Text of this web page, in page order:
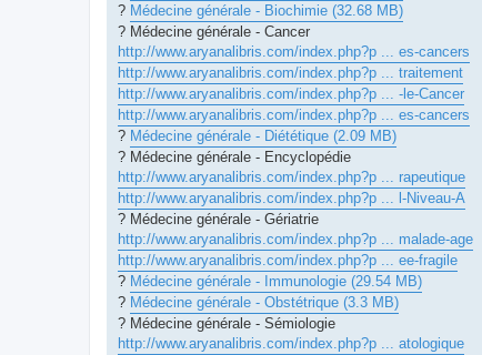
? Médecine générale - Biochimie (32.68 MB)
? Médecine générale - Cancer
http://www.aryanalibris.com/index.php?p ... es-cancers
http://www.aryanalibris.com/index.php?p ... traitement
http://www.aryanalibris.com/index.php?p ... -le-Cancer
http://www.aryanalibris.com/index.php?p ... es-cancers
? Médecine générale - Diététique (2.09 MB)
? Médecine générale - Encyclopédie
http://www.aryanalibris.com/index.php?p ... rapeutique
http://www.aryanalibris.com/index.php?p ... l-Niveau-A
? Médecine générale - Gériatrie
http://www.aryanalibris.com/index.php?p ... malade-age
http://www.aryanalibris.com/index.php?p ... ee-fragile
? Médecine générale - Immunologie (29.54 MB)
? Médecine générale - Obstétrique (3.3 MB)
? Médecine générale - Sémiologie
http://www.aryanalibris.com/index.php?p ... atologique